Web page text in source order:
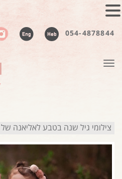
054-4878844
תפריט
צילומי גיל שנה בטבע לאליאנה של